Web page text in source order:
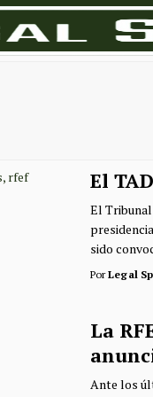
El
El
sido
PorLegal
La
Ante los